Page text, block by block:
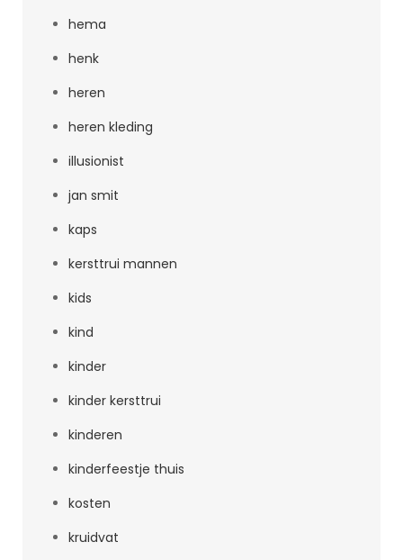
hema
henk
heren
heren kleding
illusionist
jan smit
kaps
kersttrui mannen
kids
kind
kinder
kinder kersttrui
kinderen
kinderfeestje thuis
kosten
kruidvat